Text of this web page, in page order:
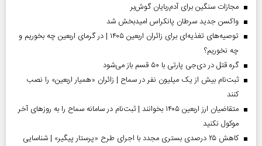
مجازات سنگین برای آدم‌ربایان گوش‌بر
واکسن جدید سرطان پانکراس امیدبخش شد
توصیه‌های تغذیه‌ای برای زائران اربعین ۱۴۰۵ | در گرمای اربعین چه بخوریم و
چه نخوریم؟
گره قتل در دی‌جی پارتی با ۵۰ قسم باز می‌شود
ثبت‌نام بیش از یک میلیون نفر در سماح | زائران «همیار اربعین» را نصب
کنند
متقاضیان ارز اربعین ۱۴۰۵ بخوانند | ثبت‌نام در سامانه سماح را به روز‌های آخر
موکول نکنید
کاهش ۲۵ درصدی بستری مجدد با اجرای طرح «پرستار پیگیر» | شناسایی